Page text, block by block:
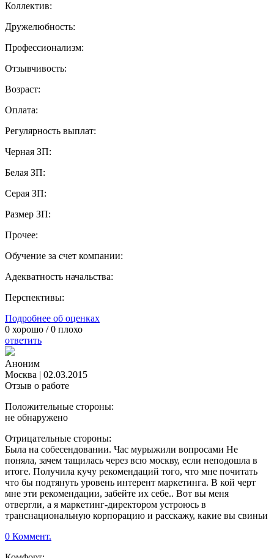
Коллектив:
Дружелюбность:
Профессионализм:
Отзывчивость:
Возраст:
Оплата:
Регулярность выплат:
Черная ЗП:
Белая ЗП:
Серая ЗП:
Размер ЗП:
Прочее:
Обучение за счет компании:
Адекватность начальства:
Перспективы:
Подробнее об оценках
0 хорошо /0 плохо
ответить
Аноним
Москва | 02.03.2015
Отзыв о работе
Положительные стороны:
не обнаружено
Отрицательные стороны:
Была на собесендовании. Час мурыжили вопросами Не
поняла, зачем тащилась через всю москву, если неподошла в
итоге. Получила кучу рекомендаций того, что мне почитать
что бы подтянуть уровень интерент маркетинга. В кой черт
мне эти рекомендации, забейте их себе.. Вот вы меня
отвергли, а я маркетинг-директором устроюсь в
транснациональную корпорацию и расскажу, какие вы свиньи
0 Коммент.